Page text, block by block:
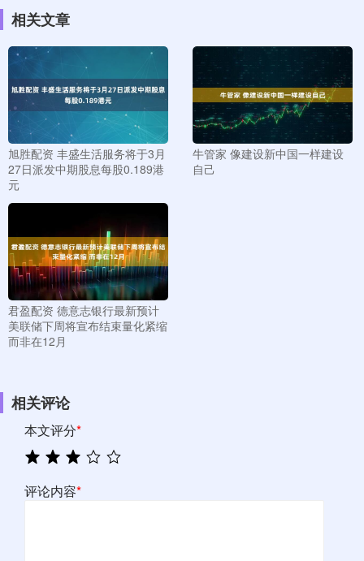
相关文章
旭胜配资 丰盛生活服务将于3月
27日派发中期股息每股0.189港
元
牛管家 像建设新中国一样建设
自己
君盈配资 德意志银行最新预计
美联储下周将宣布结束量化紧缩
而非在12月
相关评论
本文评分*
评论内容*